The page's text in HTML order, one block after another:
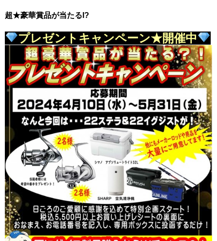
超★豪華賞品が当たるI?
プレゼントキャンペーン★開催中